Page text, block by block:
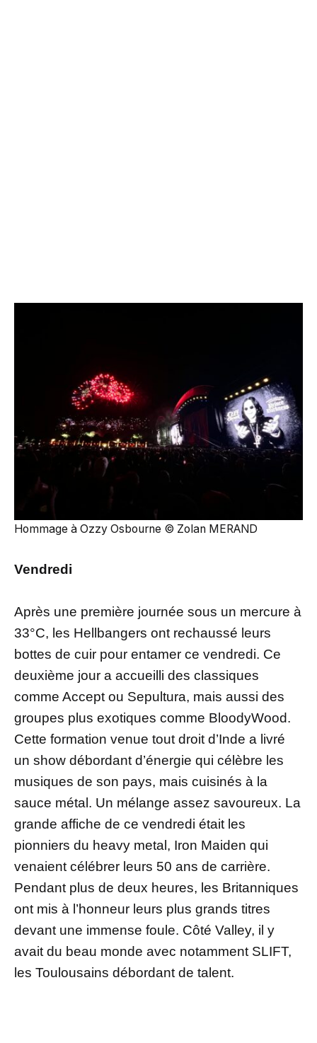
Hommage à Ozzy Osbourne © Zolan MERAND
Vendredi
Après une première journée sous un mercure à
33°C, les Hellbangers ont rechaussé leurs
bottes de cuir pour entamer ce vendredi. Ce
deuxième jour a accueilli des classiques
comme Accept ou Sepultura, mais aussi des
groupes plus exotiques comme BloodyWood.
Cette formation venue tout droit d’Inde a livré
un show débordant d’énergie qui célèbre les
musiques de son pays, mais cuisinés à la
sauce métal. Un mélange assez savoureux. La
grande affiche de ce vendredi était les
pionniers du heavy metal, Iron Maiden qui
venaient célébrer leurs 50 ans de carrière.
Pendant plus de deux heures, les Britanniques
ont mis à l’honneur leurs plus grands titres
devant une immense foule. Côté Valley, il y
avait du beau monde avec notamment SLIFT,
les Toulousains débordant de talent.